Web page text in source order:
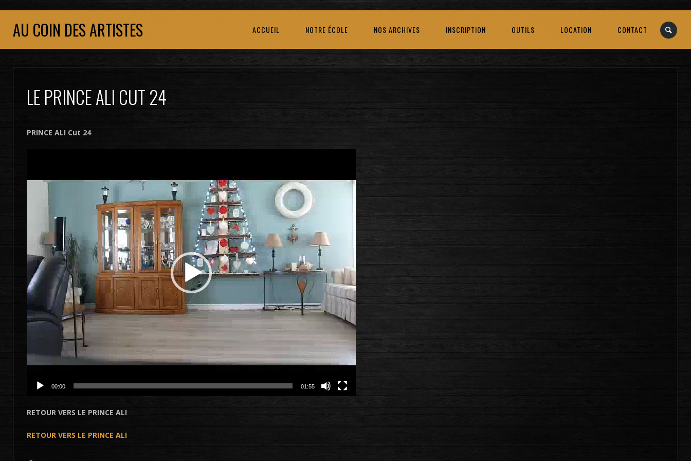
AU COIN DES ARTISTES ACCUEIL NOTRE ÉCOLE NOS ARCHIVES INSCRIPTION OUTILS LOCATION CONTACT
LE PRINCE ALI CUT 24
PRINCE ALI Cut 24
00:00 01:55
RETOUR VERS LE PRINCE ALI
RETOUR VERS LE PRINCE ALI